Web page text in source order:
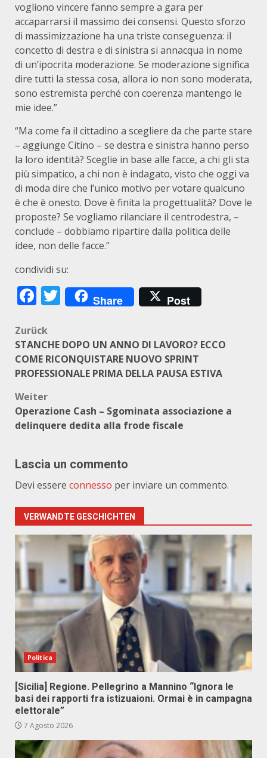
vogliono vincere fanno sempre a gara per
accaparrarsi il massimo dei consensi. Questo sforzo
di massimizzazione ha una triste conseguenza: il
concetto di destra e di sinistra si annacqua in nome
di un’ipocrita moderazione. Se moderazione significa
dire tutti la stessa cosa, allora io non sono moderata,
sono estremista perché con coerenza mantengo le
mie idee.”
“Ma come fa il cittadino a scegliere da che parte stare
– aggiunge Citino – se destra e sinistra hanno perso
la loro identità? Sceglie in base alle facce, a chi gli sta
più simpatico, a chi non è indagato, visto che oggi va
di moda dire che l’unico motivo per votare qualcuno
è che è onesto. Dove è finita la progettualità? Dove le
proposte? Se vogliamo rilanciare il centrodestra, –
conclude – dobbiamo ripartire dalla politica delle
idee, non delle facce.”
condividi su:
Facebook
Twitter
Share Post
Beitragsnavigation
Zurück
STANCHE DOPO UN ANNO DI LAVORO? ECCO
COME RICONQUISTARE NUOVO SPRINT
PROFESSIONALE PRIMA DELLA PAUSA ESTIVA
Weiter
Operazione Cash – Sgominata associazione a
delinquere dedita alla frode fiscale
Lascia un commento
Devi essere connesso per inviare un commento.
VERWANDTE GESCHICHTEN
Politica
[Sicilia] Regione. Pellegrino a Mannino “Ignora le
basi dei rapporti fra istizuaioni. Ormai è in campagna
elettorale”
7 Agosto 2026